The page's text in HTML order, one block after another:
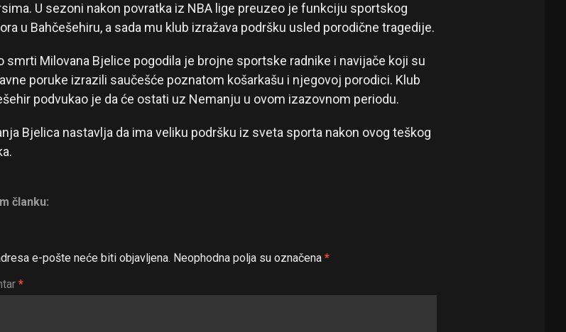
U sezoni nakon povratka iz NBA lige preuzeo je funkciju sportskog
u Bahčešehiru, a sada mu klub izražava podršku usled porodične tragedije.
smrti Milovana Bjelice pogodila je brojne sportske radnike i navijače koji su
poruke izrazili saučešće poznatom košarkašu i njegovoj porodici. Klub
podvukao je da će ostati uz Nemanju u ovom izazovnom periodu.
Bjelica nastavlja da ima veliku podršku iz sveta sporta nakon ovog teškog
članku:
e-pošte neće biti objavljena. Neophodna polja su označena *
*